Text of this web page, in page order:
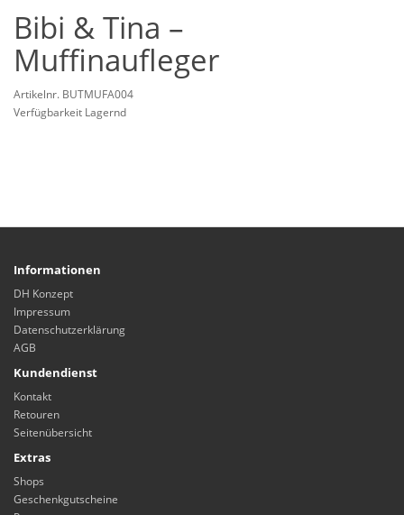
Bibi & Tina –
Muffinaufleger
Artikelnr. BUTMUFA004
Verfügbarkeit Lagernd
Informationen
DH Konzept
Impressum
Datenschutzerklärung
AGB
Kundendienst
Kontakt
Retouren
Seitenübersicht
Extras
Shops
Geschenkgutscheine